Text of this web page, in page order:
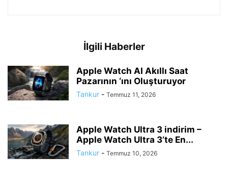
İlgili Haberler
Apple Watch AI Akıllı Saat
Pazarının ‘ını Oluşturuyor
Tankur - Temmuz 11, 2026
Apple Watch Ultra 3 indirim –
Apple Watch Ultra 3’te En...
Tankur - Temmuz 10, 2026